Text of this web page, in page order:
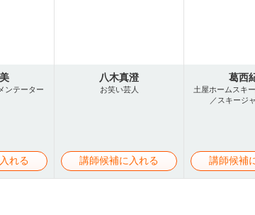
ンテーター
れる
八木真澄
お笑い芸人
講師候補に入れる
葛西
土屋ホームスキ
／スキージ
講師候補